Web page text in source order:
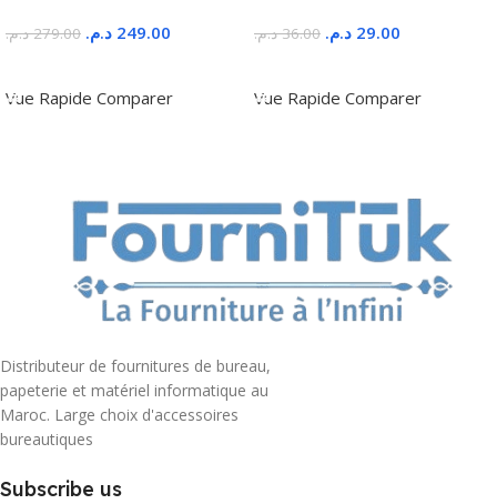
279.00 د.م. 249.00 د.م.
Vue Rapide Comparer
36.00 د.م. 29.00 د.م.
Vue Rapide Comparer
Distributeur de fournitures de bureau,
papeterie et matériel informatique au
Maroc. Large choix d'accessoires
bureautiques
Subscribe us